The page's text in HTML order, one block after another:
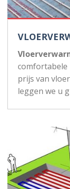
comfortabele
prijs van
leggen we u